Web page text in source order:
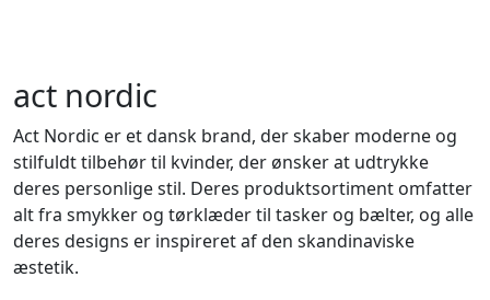
act nordic
Act Nordic er et dansk brand, der skaber moderne og
stilfuldt tilbehør til kvinder, der ønsker at udtrykke
deres personlige stil. Deres produktsortiment omfatter
alt fra smykker og tørklæder til tasker og bælter, og alle
deres designs er inspireret af den skandinaviske
æstetik.